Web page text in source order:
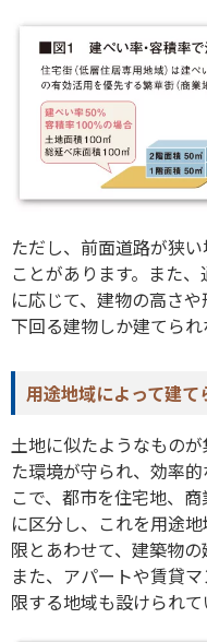
ただし、前面道路が狭
ことがあります。また
に応じて、建物の高さ
下回る建物しか建てられ
用途地域によって建て
土地に似たようなもの
た環境が守られ、効率
こで、都市を住宅地、
に区分し、これを用途
限とあわせて、建築物の
また、アパートや賃貸
限する地域も設けられて